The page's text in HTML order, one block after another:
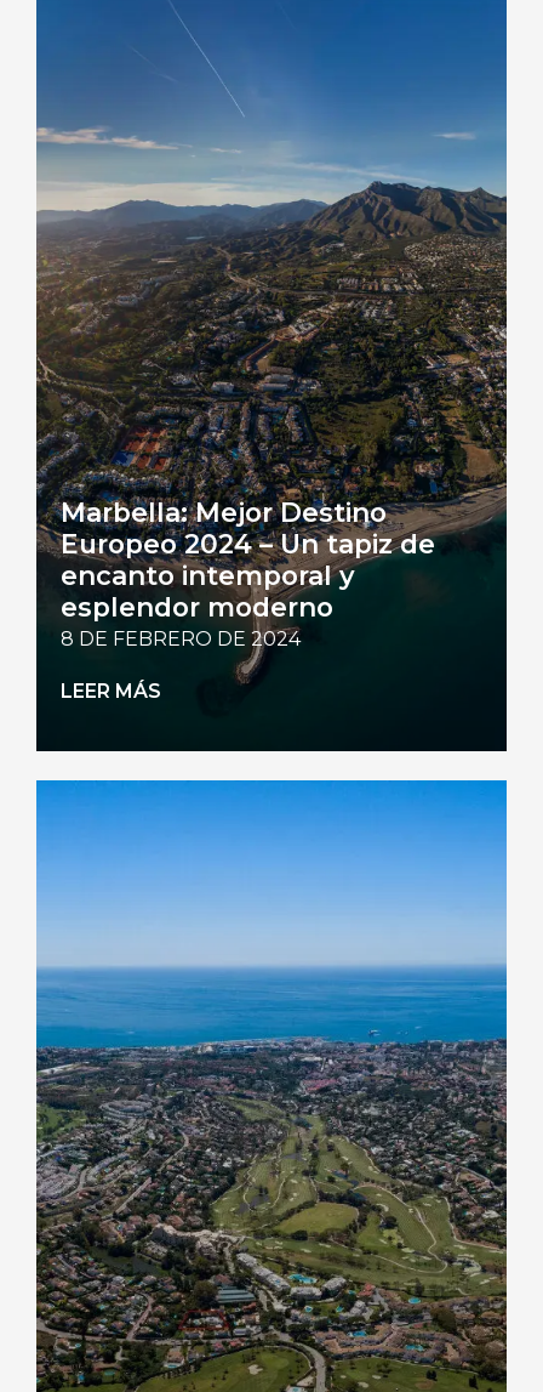
Marbella: Mejor Destino
Europeo 2024 – Un tapiz de
encanto intemporal y
esplendor moderno
8 DE FEBRERO DE 2024
LEER MÁS